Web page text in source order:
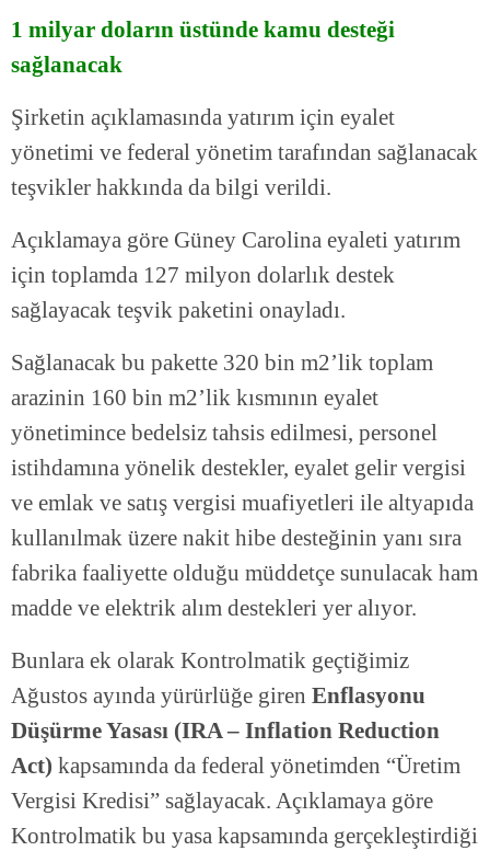
1 milyar doların üstünde kamu desteği
sağlanacak
Şirketin açıklamasında yatırım için eyalet
yönetimi ve federal yönetim tarafından sağlanacak
teşvikler hakkında da bilgi verildi.
Açıklamaya göre Güney Carolina eyaleti yatırım
için toplamda 127 milyon dolarlık destek
sağlayacak teşvik paketini onayladı.
Sağlanacak bu pakette 320 bin m2’lik toplam
arazinin 160 bin m2’lik kısmının eyalet
yönetimince bedelsiz tahsis edilmesi, personel
istihdamına yönelik destekler, eyalet gelir vergisi
ve emlak ve satış vergisi muafiyetleri ile altyapıda
kullanılmak üzere nakit hibe desteğinin yanı sıra
fabrika faaliyette olduğu müddetçe sunulacak ham
madde ve elektrik alım destekleri yer alıyor.
Bunlara ek olarak Kontrolmatik geçtiğimiz
Ağustos ayında yürürlüğe giren Enflasyonu
Düşürme Yasası (IRA – Inflation Reduction
Act) kapsamında da federal yönetimden “Üretim
Vergisi Kredisi” sağlayacak. Açıklamaya göre
Kontrolmatik bu yasa kapsamında gerçekleştirdiği